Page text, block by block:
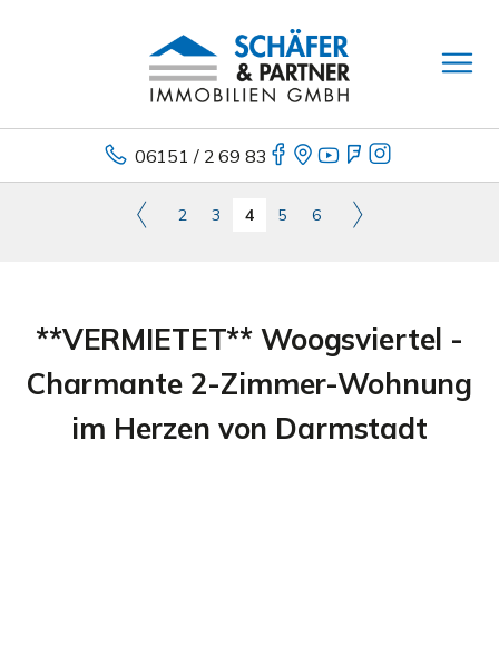
06151 / 2 69 83
2 3 4 5 6
**VERMIETET** Woogsviertel -
Charmante 2-Zimmer-Wohnung
im Herzen von Darmstadt